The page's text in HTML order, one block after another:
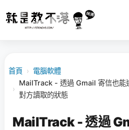
首頁 › 電腦軟體
›
MailTrack - 透過 Gmail 寄信也能
對方讀取的狀態
MailTrack - 透過